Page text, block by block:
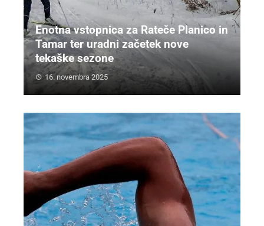
Enotna vstopnica za Rateče Planico in
Tamar ter uradni začetek nove
tekaške sezone
16. novembra 2025